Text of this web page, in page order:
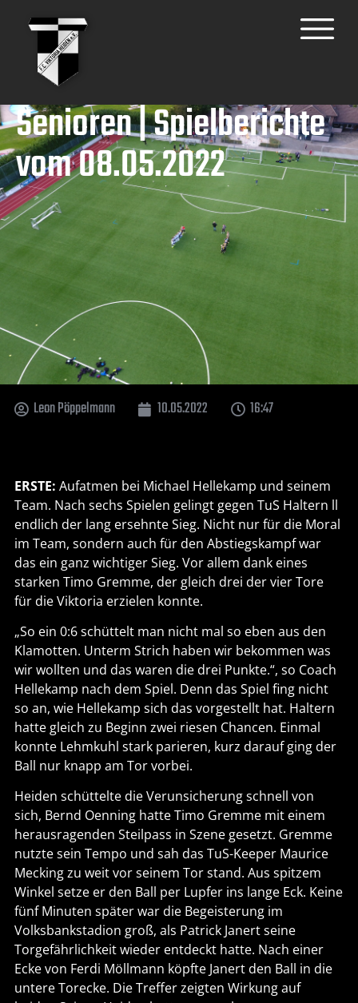
Senioren | Spielberichte
vom 08.05.2022
Leon Pöppelmann 10.05.2022 16:47
ERSTE: Aufatmen bei Michael Hellekamp und seinem
Team. Nach sechs Spielen gelingt gegen TuS Haltern ll
endlich der lang ersehnte Sieg. Nicht nur für die Moral
im Team, sondern auch für den Abstiegskampf war
das ein ganz wichtiger Sieg. Vor allem dank eines
starken Timo Gremme, der gleich drei der vier Tore
für die Viktoria erzielen konnte.
„So ein 0:6 schüttelt man nicht mal so eben aus den
Klamotten. Unterm Strich haben wir bekommen was
wir wollten und das waren die drei Punkte.“, so Coach
Hellekamp nach dem Spiel. Denn das Spiel fing nicht
so an, wie Hellekamp sich das vorgestellt hat. Haltern
hatte gleich zu Beginn zwei riesen Chancen. Einmal
konnte Lehmkuhl stark parieren, kurz darauf ging der
Ball nur knapp am Tor vorbei.
Heiden schüttelte die Verunsicherung schnell von
sich, Bernd Oenning hatte Timo Gremme mit einem
herausragenden Steilpass in Szene gesetzt. Gremme
nutzte sein Tempo und sah das TuS-Keeper Maurice
Mecking zu weit vor seinem Tor stand. Aus spitzem
Winkel setze er den Ball per Lupfer ins lange Eck. Keine
fünf Minuten später war die Begeisterung im
Volksbankstadion groß, als Patrick Janert seine
Torgefährlichkeit wieder entdeckt hatte. Nach einer
Ecke von Ferdi Möllmann köpfte Janert den Ball in die
untere Torecke. Die Treffer zeigten Wirkung auf